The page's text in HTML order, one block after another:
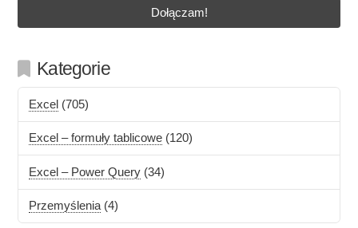
Kategorie
Excel (705)
Excel – formuły tablicowe (120)
Excel – Power Query (34)
Przemyślenia (4)